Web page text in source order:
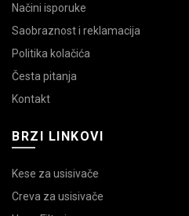
Načini isporuke
Saobraznost i reklamacija
Politika kolačića
Česta pitanja
Kontakt
BRZI LINKOVI
Kese za usisivače
Creva za usisivače